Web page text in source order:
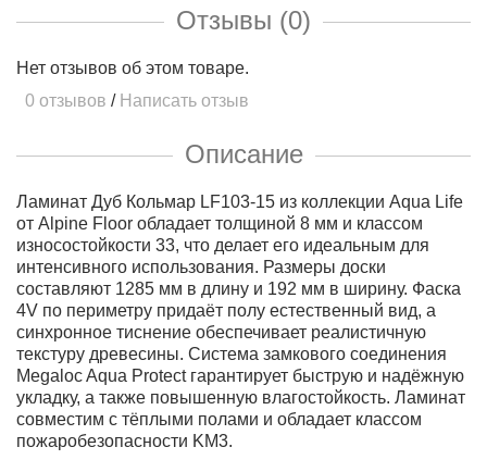
Отзывы (0)
Нет отзывов об этом товаре.
0 отзывов / Написать отзыв
Описание
Ламинат Дуб Кольмар LF103-15 из коллекции Aqua Life
от Alpine Floor обладает толщиной 8 мм и классом
износостойкости 33, что делает его идеальным для
интенсивного использования. Размеры доски
составляют 1285 мм в длину и 192 мм в ширину. Фаска
4V по периметру придаёт полу естественный вид, а
синхронное тиснение обеспечивает реалистичную
текстуру древесины. Система замкового соединения
Megaloc Aqua Protect гарантирует быструю и надёжную
укладку, а также повышенную влагостойкость. Ламинат
совместим с тёплыми полами и обладает классом
пожаробезопасности KM3.